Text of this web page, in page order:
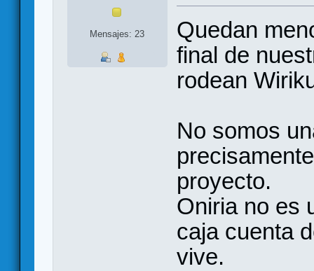
Mensajes: 23
Quedan
final de
rodean
No somos
proyecto.
Oniria no es
caja cuenta
vive.